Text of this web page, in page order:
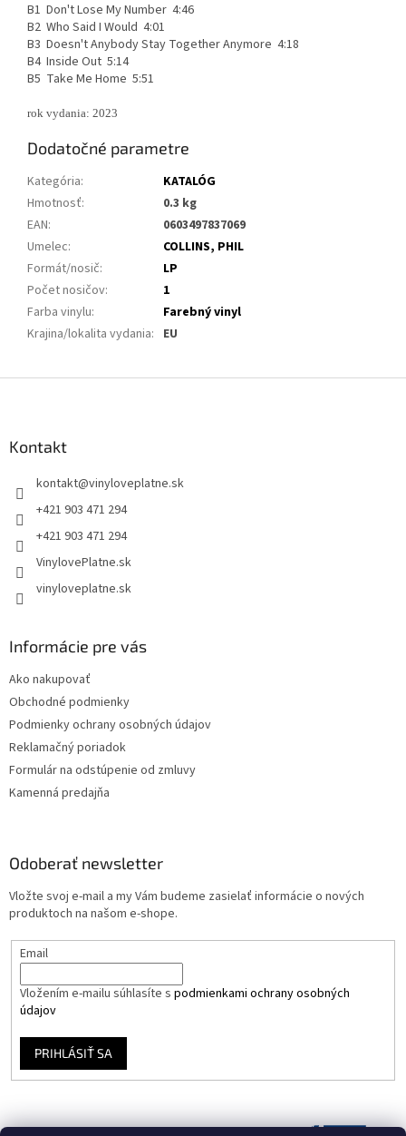
B1 Don't Lose My Number 4:46
B2 Who Said I Would 4:01
B3 Doesn't Anybody Stay Together Anymore 4:18
B4 Inside Out 5:14
B5 Take Me Home 5:51
rok vydania: 2023
Dodatočné parametre
Kategória:
KATALÓG
Hmotnosť:
0.3 kg
EAN:
0603497837069
Umelec:
COLLINS, PHIL
Formát/nosič:
LP
Počet nosičov:
1
Farba vinylu:
Farebný vinyl
Krajina/lokalita vydania: EU
Kontakt
kontakt@vinyloveplatne.sk
+421 903 471 294
+421 903 471 294
VinylovePlatne.sk
vinyloveplatne.sk
Informácie pre vás
Ako nakupovať
Obchodné podmienky
Podmienky ochrany osobných údajov
Reklamačný poriadok
Formulár na odstúpenie od zmluvy
Kamenná predajňa
Odoberať newsletter
Vložte svoj e-mail a my Vám budeme zasielať informácie o nových
produktoch na našom e-shope.
Email
Vložením e-mailu súhlasíte s podmienkami ochrany osobných
údajov
PRIHLÁSIŤ SA